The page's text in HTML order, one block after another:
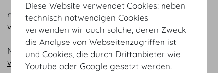
marke[ding]
www.markeding.at
Medienwirtschaft Verlag
www.medienwirtschaft.at
Diese Website verwendet Cookies: neben
technisch notwendigen Cookies
verwenden wir auch solche, deren Zweck
die Analyse von Webseitenzugriffen ist
und Cookies, die durch Drittanbieter wie
Youtube oder Google gesetzt werden.